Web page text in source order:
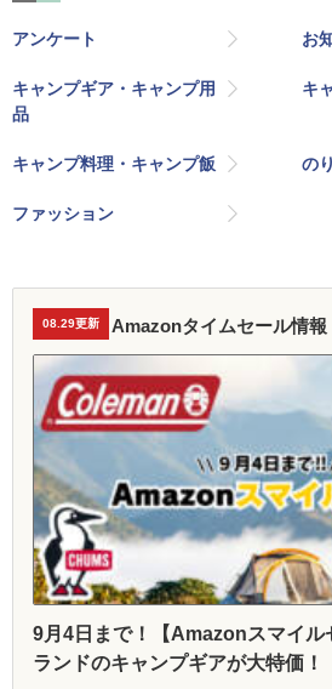
アンケート お
キャンプギア・キャンプ用
品
キ
キャンプ料理・キャンプ飯 の
ファッション
08.29更新 Amazonタイムセール情報
9月4日まで！【Amazonスマイル
ランドのキャンプギアが大特価！